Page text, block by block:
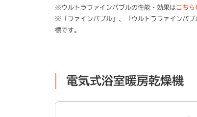
※ウルトラファインバブルの性能・効果はこちら
※「ファインバブル」、「ウルトラファインバ
標です。
電気式浴室暖房乾燥機